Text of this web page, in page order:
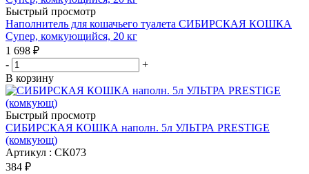
Быстрый просмотр
Наполнитель для кошачьего туалета СИБИРСКАЯ КОШКА
Супер, комкующийся, 20 кг
1 698 ₽
-
+
В корзину
Быстрый просмотр
СИБИРСКАЯ КОШКА наполн. 5л УЛЬТРА PRESTIGE
(комкующ)
Артикул : СК073
384 ₽